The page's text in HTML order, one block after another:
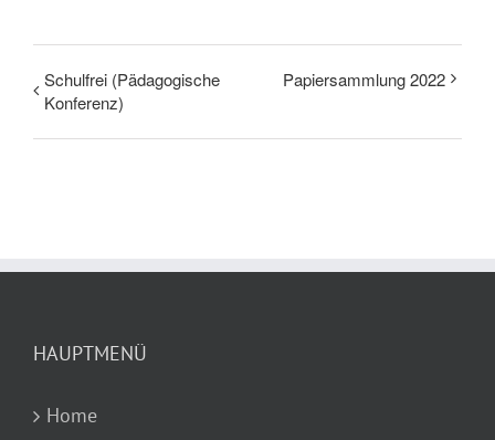
Schulfrei (Pädagogische
Konferenz)
Papiersammlung 2022
HAUPTMENÜ
Home